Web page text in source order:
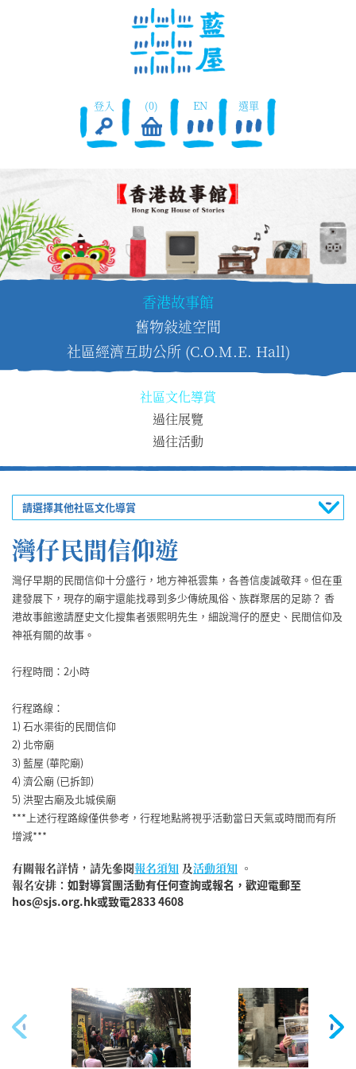
登入 (0) EN 選單
香港故事館
舊物敍述空間
社區經濟互助公所 (C.O.M.E. Hall)
社區文化導賞
過往展覽
過往活動
請選擇其他社區文化導賞
灣仔民間信仰遊
灣仔早期的民間信仰十分盛行，地方神祇雲集，各善信虔誠敬拜。但在重
建發展下，現存的廟宇還能找尋到多少傳統風俗、族群聚居的足跡？ 香
港故事館邀請歷史文化搜集者張熙明先生，細說灣仔的歷史、民間信仰及
神祇有關的故事。
行程時間：2小時
行程路線：
1) 石水渠街的民間信仰
2) 北帝廟
3) 藍屋 (華陀廟)
4) 濟公廟 (已拆卸)
5) 洪聖古廟及北城侯廟
***上述行程路線僅供參考，行程地點將視乎活動當日天氣或時間而有所
增減***
有關報名詳情，​請先參閱報名須知 及活動須知 。
報名安排： 如對導賞團活動有任何查詢或報名，歡迎電郵至
hos@sjs.org.hk或致電2833 4608